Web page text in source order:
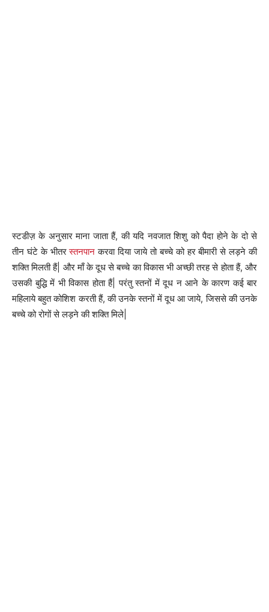
स्टडीज़ के अनुसार माना जाता हैं, की यदि नवजात शिशु को पैदा होने के दो से
तीन घंटे के भीतरस्तनपान करवा दिया जाये तो बच्चे को हर बीमारी से लड़ने की
शक्ति मिलती हैं| और माँ के दूध से बच्चे का विकास भी अच्छी तरह से होता हैं, और
उसकी बुद्धि में भी विकास होता हैं| परंतु स्तनों में दूध न आने के कारण कई बार
महिलाये बहुत कोशिश करती हैं, की उनके स्तनों में दूध आ जाये, जिससे की उनके
बच्चे को रोगों से लड़ने की शक्ति मिले|